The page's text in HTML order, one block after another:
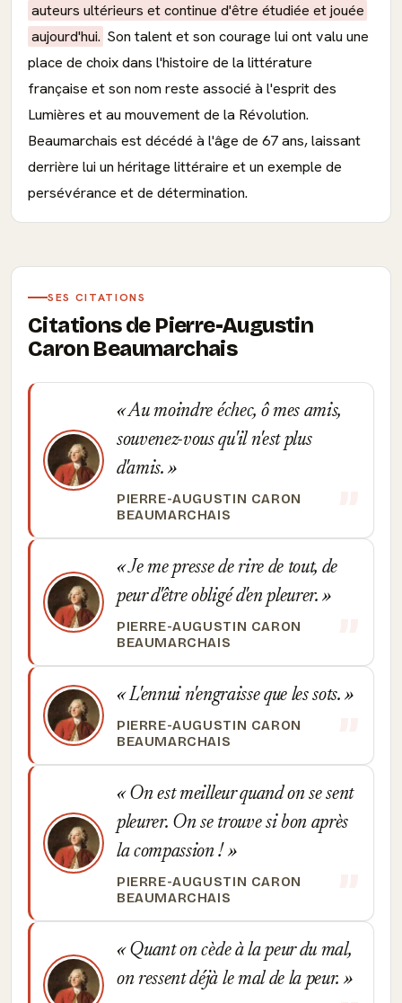
auteurs ultérieurs et continue d'être étudiée et jouée
aujourd'hui. Son talent et son courage lui ont valu une
place de choix dans l'histoire de la littérature
française et son nom reste associé à l'esprit des
Lumières et au mouvement de la Révolution.
Beaumarchais est décédé à l'âge de 67 ans, laissant
derrière lui un héritage littéraire et un exemple de
persévérance et de détermination.
SES CITATIONS
Citations de Pierre-Augustin
Caron Beaumarchais
Au moindre échec, ô mes amis,
souvenez-vous qu'il n'est plus
d'amis.
PIERRE-AUGUSTIN CARON
BEAUMARCHAIS
Je me presse de rire de tout, de
peur d'être obligé d'en pleurer.
PIERRE-AUGUSTIN CARON
BEAUMARCHAIS
L'ennui n'engraisse que les sots.
PIERRE-AUGUSTIN CARON
BEAUMARCHAIS
On est meilleur quand on se sent
pleurer. On se trouve si bon après
la compassion !
PIERRE-AUGUSTIN CARON
BEAUMARCHAIS
Quant on cède à la peur du mal,
on ressent déjà le mal de la peur.